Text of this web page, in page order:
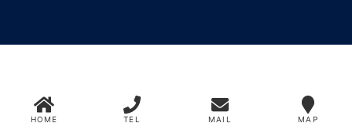
HOME TEL MAIL MAP